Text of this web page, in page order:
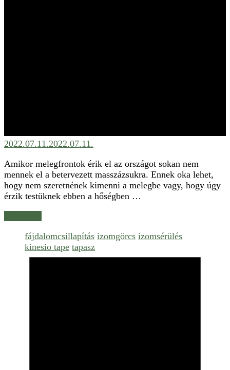
2022.07.11.2022.07.11.
Amikor melegfrontok érik el az országot sokan nem
mennek el a betervezett masszázsukra. Ennek oka lehet,
hogy nem szeretnének kimenni a melegbe vagy, hogy úgy
érzik testüknek ebben a hőségben …
fájdalomcsillapítás izomgörcs izomsérülés
kinesio tape tapasz